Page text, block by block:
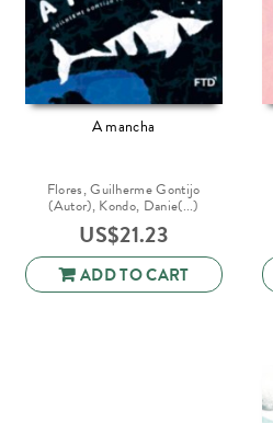
A mancha
Flores, Guilherme Gontijo
(Autor), Kondo, Danie(...)
US$21.23
ADD TO CART